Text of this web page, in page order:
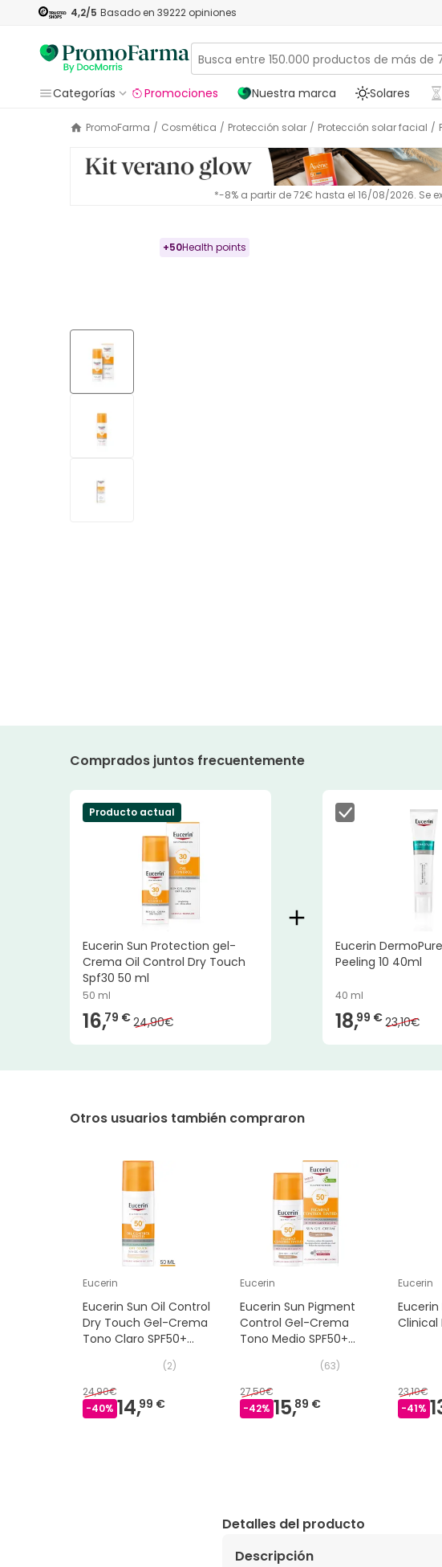
4,2/5 Basado en 39222 opiniones
Categorías
Promociones Nuestra marca Solares
PromoFarma / Cosmética / Protección solar / Protección solar facial /
*-8% a partir de 72€ hasta el 16/08/2026. Se
+50Health points
Comprados juntos frecuentemente
Producto actual
Eucerin Sun Protection gel-
Crema Oil Control Dry Touch
Spf30 50 ml
50 ml
16,79 €24,90€
Eucerin
Peeling 10 40ml
40 ml
18,99 €23,10€
Otros usuarios también compraron
Eucerin
Eucerin Sun Oil Control
Dry Touch Gel-Crema
Tono Claro SPF50+
(2)
24,90€
-40% 14,99 €
Eucerin
Eucerin Sun Pigment
Control Gel-Crema
Tono Medio SPF50+
(63)
27,50€
-42% 15,89 €
Eucerin
Clinical
23,10€
-41%
Detalles del producto
Descripción